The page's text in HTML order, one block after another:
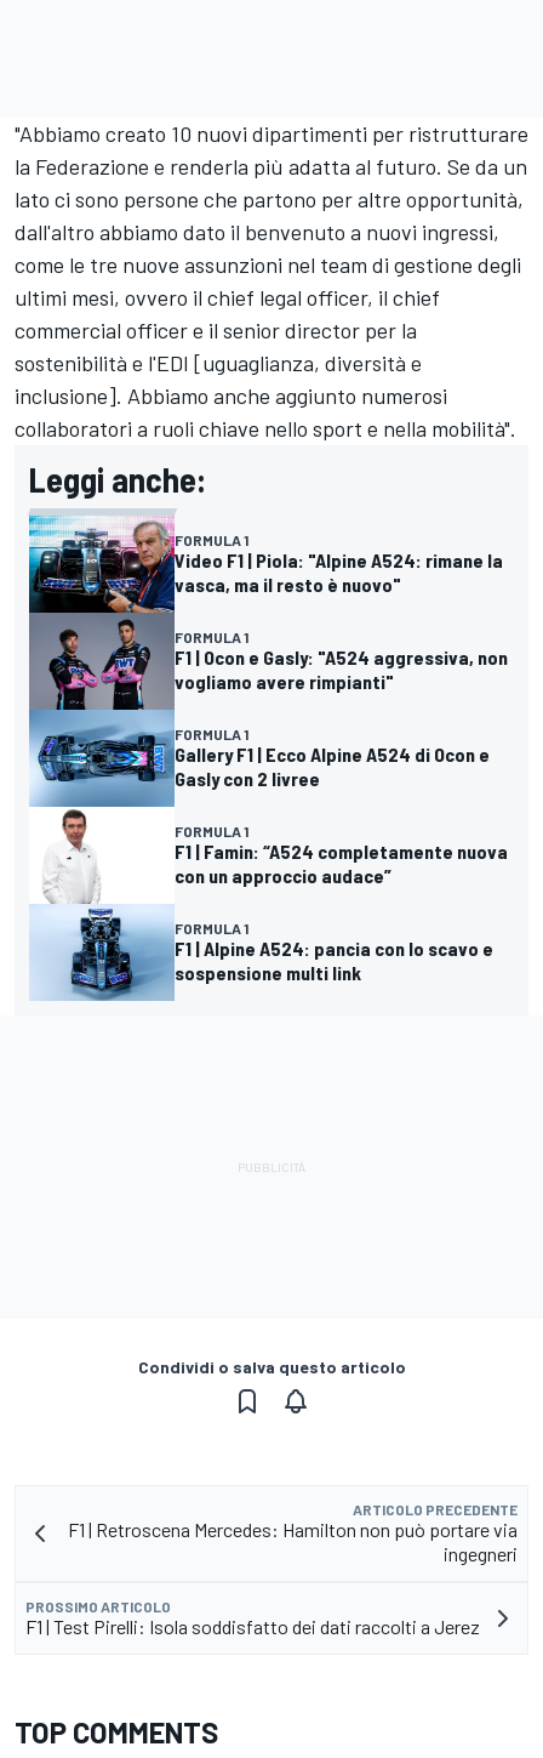
"Abbiamo creato 10 nuovi dipartimenti per ristrutturare
la Federazione e renderla più adatta al futuro. Se da un
lato ci sono persone che partono per altre opportunità,
dall'altro abbiamo dato il benvenuto a nuovi ingressi,
come le tre nuove assunzioni nel team di gestione degli
ultimi mesi, ovvero il chief legal officer, il chief
commercial officer e il senior director per la
sostenibilità e l'EDI [uguaglianza, diversità e
inclusione]. Abbiamo anche aggiunto numerosi
collaboratori a ruoli chiave nello sport e nella mobilità".
Leggi anche:
FORMULA 1
Video F1 | Piola: "Alpine A524: rimane la
vasca, ma il resto è nuovo"
FORMULA 1
F1 | Ocon e Gasly: "A524 aggressiva, non
vogliamo avere rimpianti"
FORMULA 1
Gallery F1 | Ecco Alpine A524 di Ocon e
Gasly con 2 livree
FORMULA 1
F1 | Famin: “A524 completamente nuova
con un approccio audace”
FORMULA 1
F1 | Alpine A524: pancia con lo scavo e
sospensione multi link
Condividi o salva questo articolo
ARTICOLO PRECEDENTE
F1 | Retroscena Mercedes: Hamilton non può portare via
ingegneri
PROSSIMO ARTICOLO
F1 | Test Pirelli: Isola soddisfatto dei dati raccolti a Jerez
TOP COMMENTS